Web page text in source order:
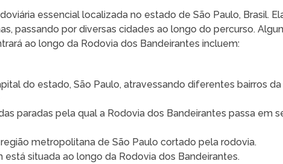
essencial localizada no estado de São Paulo, Brasil.
passando por diversas cidades ao longo do percurso.
ao longo da Rodovia dos Bandeirantes incluem:
do estado, São Paulo, atravessando diferentes bairros da
paradas pela qual a Rodovia dos Bandeirantes passa em
metropolitana de São Paulo cortado pela rodovia.
está situada ao longo da Rodovia dos Bandeirantes.